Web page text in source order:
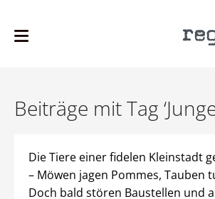
Beiträge mit Tag
Die Tiere einer fidelen Kleinstadt
– Möwen jagen Pommes, Tauben
Doch bald stören Baustellen und